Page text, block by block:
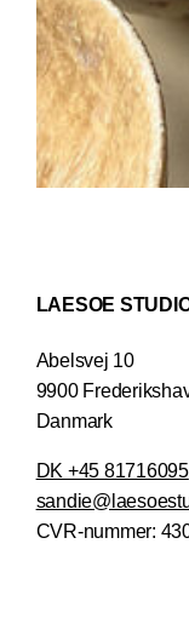
LAESOE
Abelsvej 10
9900
Danmark
DK +45 81716095
CVR-nummer: